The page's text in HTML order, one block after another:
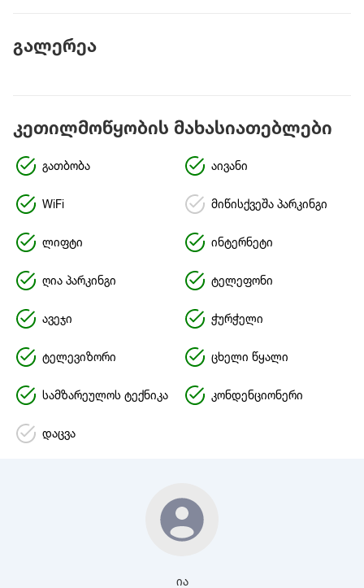
გალერეა
კეთილმოწყობის მახასიათებლები
გათბობა აივანი
WiFi მიწისქვეშა პარკინგი
ლიფტი ინტერნეტი
ღია პარკინგი ტელეფონი
ავეჯი ჭურჭელი
ტელევიზორი ცხელი წყალი
სამზარეულოს ტექნიკა კონდენციონერი
დაცვა
ია